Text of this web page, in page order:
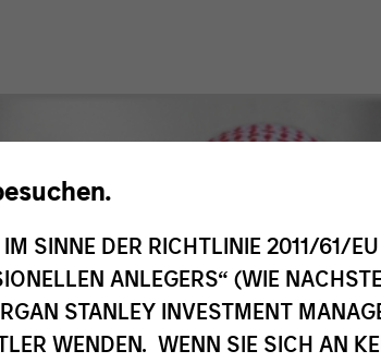
SINNE DER RICHTLINIE 2011/61/
ANLEGERS“ (WIE
STANLEY INVESTMENT
WENDEN. WENN SIE SICH AN